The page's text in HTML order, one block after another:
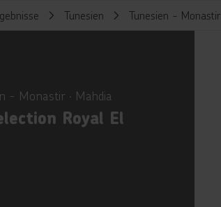
Tunesien Tunesien - Monastir
- Monastir ∙ Mahdia
Royal El